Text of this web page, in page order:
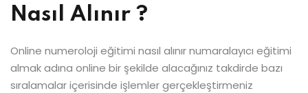
Nasıl Alınır ?
Online numeroloji eğitimi nasıl alınır numaralayıcı eğitimi
almak adına online bir şekilde alacağınız takdirde bazı
sıralamalar içerisinde işlemler gerçekleştirmeniz